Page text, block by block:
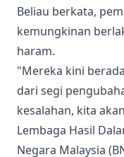
Beliau berkata,
kemungkinan
haram.
"Mereka kini
dari segi
kesalahan, kita
Lembaga Hasil
Negara Malaysia